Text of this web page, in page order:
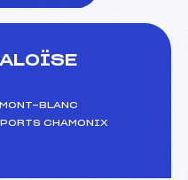
BLANC
CHAMONIX